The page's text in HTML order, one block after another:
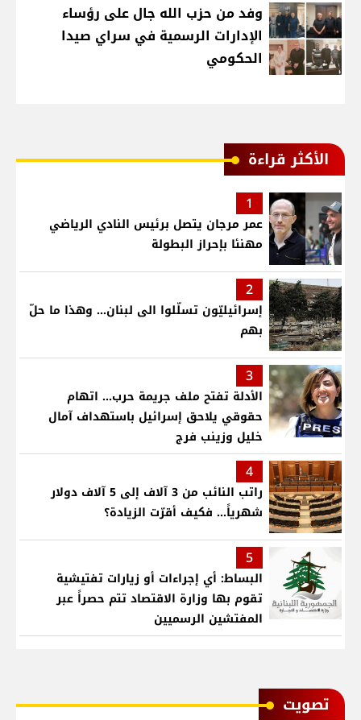
وفد من حزب الله جال على رؤساء
الإدارات الرسمية في سراي صيدا
الحكومي
الأكثر قراءة
1
عمر مرجان يتصل برئيس النادي الرياضي
مهنئا بإحراز البطولة
2
إسرائيليّون تسلّلوا الى لبنان... وهذا ما حلّ
بهم
3
الأدلة تفتح ملف جريمة حرب... اتهام
حقوقي يلاحق إسرائيل باستهداف آمال
خليل وزينب فرج
4
راتب النائب من 3 آلاف إلى 5 آلاف دولار
شهرياً... فكيف أقرّت الزيادة؟
5
البساط: أي إجراءات أو زيارات تفتيشية
تقوم بها وزارة الاقتصاد تتم حصراً عبر
المفتشين الرسميين
ﺗﺼﻮﻳﺖ